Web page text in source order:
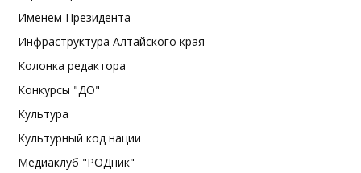
Именем Президента
Инфраструктура Алтайского края
Колонка редактора
Конкурсы "ДО"
Культура
Культурный код нации
Медиаклуб "РОДник"